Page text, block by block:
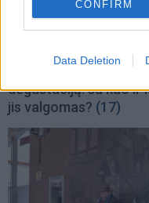
CONFIRM
Data Deletion
Podkastai
Galerininkė Vilma
Jankienė - apie meno
degustaciją: su kuo ir
jis valgomas? (17)